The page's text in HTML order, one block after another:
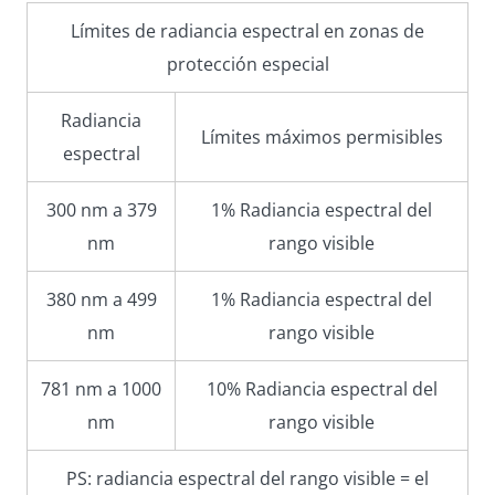
Límites de radiancia espectral en zonas de
protección especial
Radiancia
espectral
Límites máximos permisibles
300 nm a 379
nm
1% Radiancia espectral del
rango visible
380 nm a 499
nm
1% Radiancia espectral del
rango visible
781 nm a 1000
nm
10% Radiancia espectral del
rango visible
PS: radiancia espectral del rango visible = el